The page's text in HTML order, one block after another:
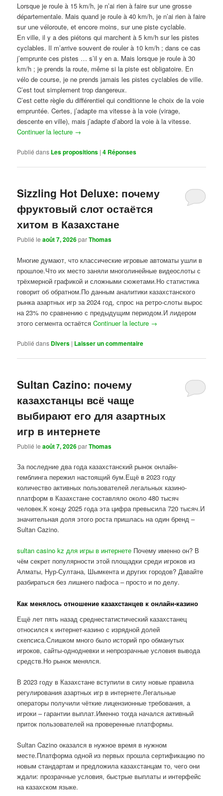
Lorsque je roule à 15 km/h, je n’ai rien à faire sur une grosse
départementale. Mais quand je roule à 40 km/h, je n’ai rien à faire
sur une véloroute, et encore moins, sur une piste cyclable.
En ville, il y a des piétons qui marchent à 5 km/h sur les pistes
cyclables. Il m’arrive souvent de rouler à 10 km/h ; dans ce cas
j’emprunte ces pistes … s’il y en a. Mais lorsque je roule à 30
km/h ; je prends la route, même si la piste est obligatoire. En
vélo de course, je ne prends jamais les pistes cyclables de ville.
C’est tout simplement trop dangereux.
C’est cette règle du différentiel qui conditionne le choix de la voie
empruntée. Certes, j’adapte ma vitesse à la voie (virage,
descente en ville), mais j’adapte d’abord la voie à la vitesse.
Continuer la lecture →
Publié dans Les propositions |4 Réponses
Sizzling Hot Deluxe: почему
фруктовый слот остаётся
хитом в Казахстане
Publié leaoût 7, 2026parThomas
Многие думают, что классические игровые автоматы ушли в
прошлое.Что их место заняли многолинейные видеослоты с
трёхмерной графикой и сложными сюжетами.Но статистика
говорит об обратном.По данным аналитики казахстанского
рынка азартных игр за 2024 год, спрос на ретро-слоты вырос
на 23% по сравнению с предыдущим периодом.И лидером
этого сегмента остаётсяContinuer la lecture →
Publié dans Divers | Laisser un commentaire
Sultan Cazino: почему
казахстанцы всё чаще
выбирают его для азартных
игр в интернете
Publié leaoût 7, 2026parThomas
За последние два года казахстанский рынок онлайн-
гемблинга пережил настоящий бум.Ещё в 2023 году
количество активных пользователей легальных казино-
платформ в Казахстане составляло около 480 тысяч
человек.К концу 2025 года эта цифра превысила 720 тысяч.И
значительная доля этого роста пришлась на один бренд –
Sultan Cazino.
sultan casino kz для игры в интернете Почему именно он? В
чём секрет популярности этой площадки среди игроков из
Алматы, Нур-Султана, Шымкента и других городов? Давайте
разбираться без лишнего пафоса – просто и по делу.
Как менялось отношение казахстанцев к онлайн-казино
Ещё лет пять назад среднестатистический казахстанец
относился к интернет-казино с изрядной долей
скепсиса.Слишком много было историй про обманутых
игроков, сайты-однодневки и непрозрачные условия вывода
средств.Но рынок менялся.
В 2023 году в Казахстане вступили в силу новые правила
регулирования азартных игр в интернете.Легальные
операторы получили чёткие лицензионные требования, а
игроки – гарантии выплат.Именно тогда начался активный
приток пользователей на проверенные платформы.
Sultan Cazino оказался в нужное время в нужном
месте.Платформа одной из первых прошла сертификацию по
новым стандартам и предложила казахстанцам то, чего они
ждали: прозрачные условия, быстрые выплаты и интерфейс
на казахском языке.